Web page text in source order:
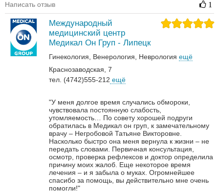
Написать отзыв 1
Международный
медицинский центр
Медикал Он Груп - Липецк
Гинекология Венерология‎ Неврология‎ ещё
Краснозаводская, 7
тел. (4742)555-212 ещё
"У меня долгое время случались обмороки,
чувствовала постоянную слабость,
утомляемость… По совету хорошей подруги
обратилась в Медикал он груп, к замечательному
врачу – Негробовой Татьяне Викторовне.
Насколько быстро она меня вернула к жизни – не
передать словами. Первичная консультация,
осмотр, проверка рефлексов и доктор определила
причину моих жалоб. Еще некоторое время
лечения – и я забыла о муках. Огромнейшее
спасибо за помощь, вы действительно мне очень
помогли!"